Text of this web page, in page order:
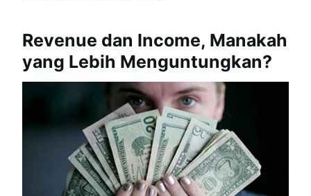
Revenue dan Income, Manakah
yang Lebih Menguntungkan?